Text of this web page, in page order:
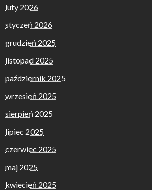
luty 2026
styczeń 2026
grudzień 2025
listopad 2025
październik 2025
wrzesień 2025
sierpień 2025
lipiec 2025
czerwiec 2025
maj 2025
kwiecień 2025